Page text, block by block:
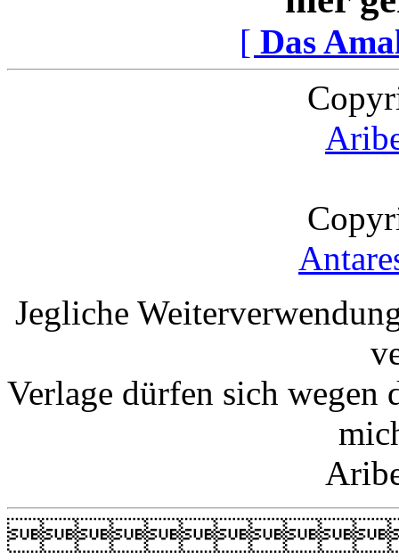
[ Das
Jegliche
Verlage dürfen sich wegen